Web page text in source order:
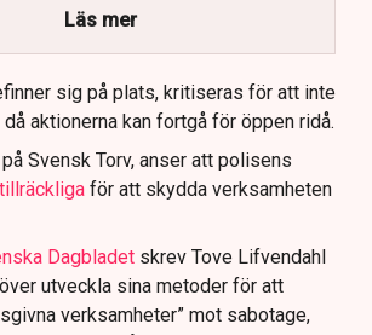
kopplade.
drönare och uniformerad polis
bevis.
komplext när det gäller
rättigheter och gränser.
Läs mer
sig på plats, kritiseras för att inte
aktionerna kan fortgå för öppen ridå.
Svensk Torv, anser att polisens
för att skydda verksamheten
Dagbladet skrev Tove Lifvendahl
utveckla sina metoder för att
verksamheter” mot sabotage,